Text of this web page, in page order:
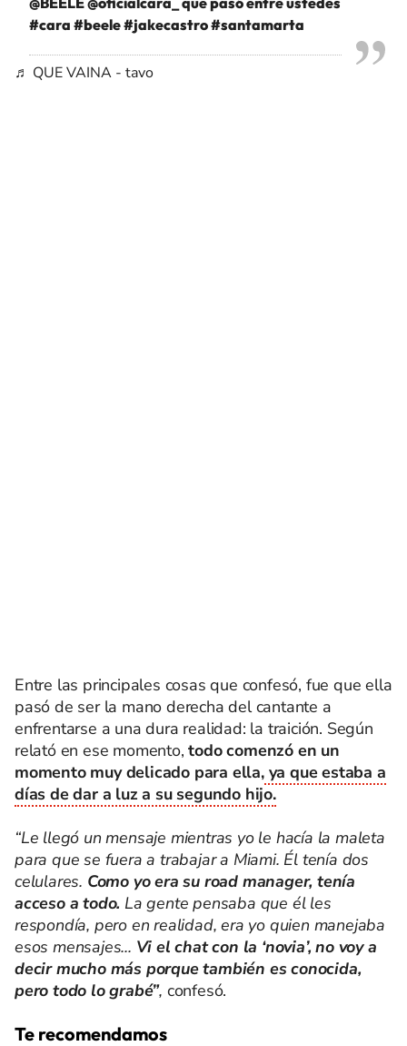
#cara #beele#jakecastro#santamarta
♬ QUE VAINA - tavo
Entre las principales cosas que confesó, fue que ella
pasó de ser la mano derecha del cantante a
enfrentarse a una dura realidad: la traición. Según
relató en ese momento, todo comenzó en un
momento muy delicado para ella,ya que estaba a
días de dar a luz a su segundo hijo.
“Le llegó un mensaje mientras yo le hacía la maleta
para que se fuera a trabajar a Miami. Él tenía dos
celulares. Como yo era su road manager, tenía
acceso a todo. La gente pensaba que él les
respondía, pero en realidad, era yo quien manejaba
esos mensajes... Vi el chat con la ‘novia’, no voy a
decir mucho más porque también es conocida,
pero todo lo grabé”, confesó.
Te recomendamos